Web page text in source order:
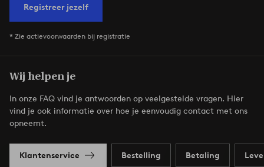
Registreer jezelf
* Zie actievoorwaarden bij registratie
Wij helpen je
In onze FAQ vind je antwoorden op veelgestelde vragen. Hier
vind je ook informatie over hoe je eenvoudig contact met ons
opneemt.
Klantenservice Bestelling Betaling